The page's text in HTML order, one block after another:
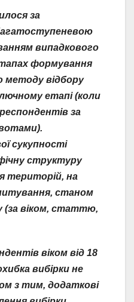
за
випадкового
формування
методу відбору
етапі (коли
за
сукупності
структуру
територій, на
станом
(за віком, статтю,
віком від 18
вибірки не
з тим, додаткові